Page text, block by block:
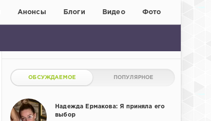
Анонсы Блоги Видео Фото
ОБСУЖДАЕМОЕ ПОПУЛЯРНОЕ
Надежда Ермакова: Я приняла его
выбор